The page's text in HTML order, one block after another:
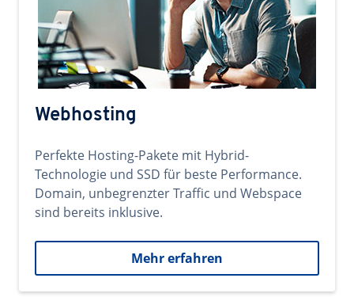
Webhosting
Perfekte Hosting-Pakete mit Hybrid-
Technologie und SSD für beste Performance.
Domain, unbegrenzter Traffic und Webspace
sind bereits inklusive.
Mehr erfahren